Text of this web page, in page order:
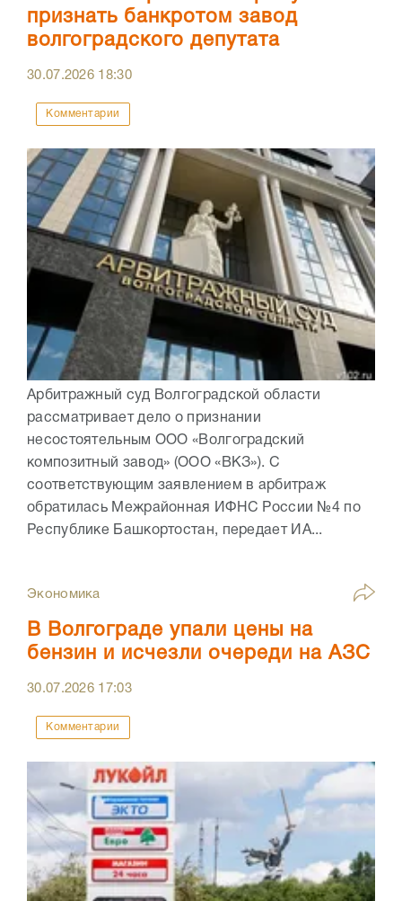
признать банкротом завод
волгоградского депутата
30.07.2026 18:30
Комментарии
Арбитражный суд Волгоградской области
рассматривает дело о признании
несостоятельным ООО «Волгоградский
композитный завод» (ООО «ВКЗ»). С
соответствующим заявлением в арбитраж
обратилась Межрайонная ИФНС России №4 по
Республике Башкортостан, передает ИА...
Экономика
В Волгограде упали цены на
бензин и исчезли очереди на АЗС
30.07.2026 17:03
Комментарии